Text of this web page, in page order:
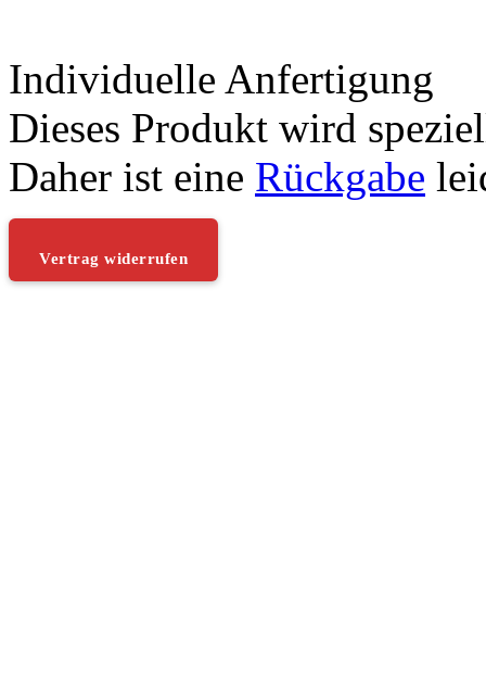
Individuelle Anfertigung
Dieses Produkt wird
Daher ist eine Rückgabe
Vertrag widerrufen